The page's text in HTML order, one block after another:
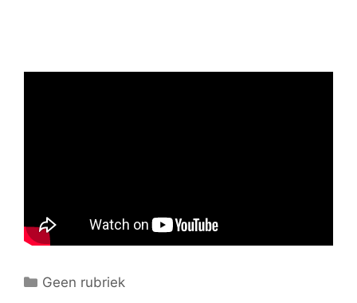
C
Geen rubriek